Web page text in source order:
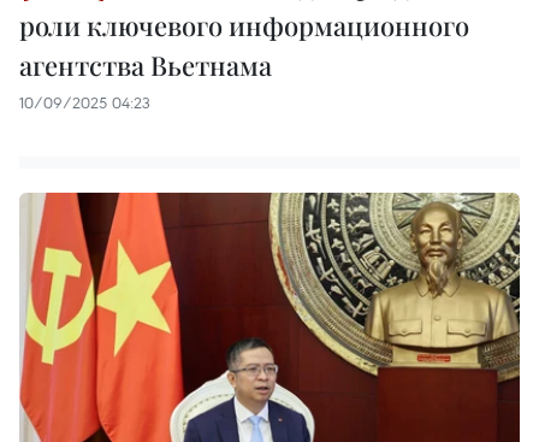
роли ключевого информационного
агентства Вьетнама
10/09/2025 04:23